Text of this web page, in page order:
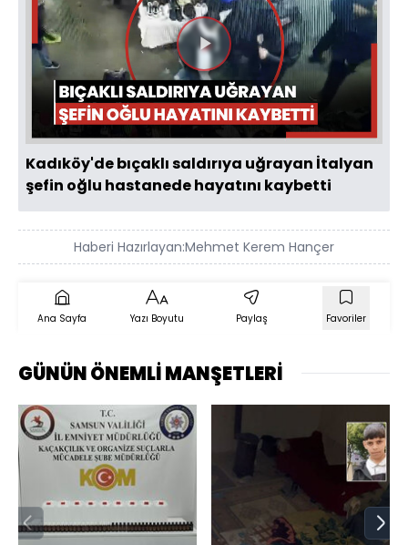
Videoyu
Oynat
Kadıköy'de bıçaklı saldırıya uğrayan İtalyan
şefin oğlu hastanede hayatını kaybetti
Haberi Hazırlayan:Mehmet Kerem Hançer
Ana Sayfa Yazı Boyutu Paylaş Favoriler
GÜNÜN ÖNEMLİ MANŞETLERİ